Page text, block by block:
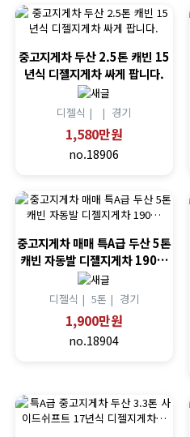
중고지게차 두산 2.5톤 캐빈 15
년식 디젤지게차 싸게 팝니다.
디젤식 | | 경기
1,580만원
no.18906
중고지게차 매매 특A급 두산 5톤
캐빈 자동발 디젤지게차 190…
디젤식 | 5톤 | 경기
1,900만원
no.18904